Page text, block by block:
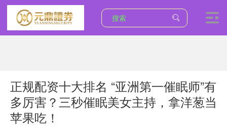
正规配资十大排名 “亚洲第一催眠师”有
多厉害？三秒催眠美女主持，拿洋葱当
苹果吃！